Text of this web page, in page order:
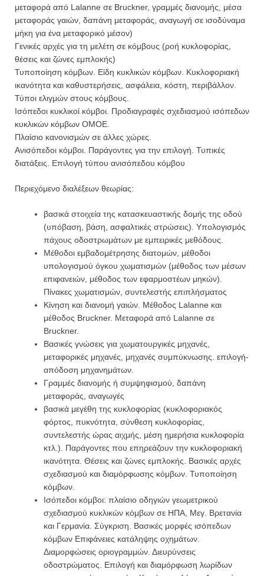
μεταφορά από Lalanne σε Bruckner, γραμμές διανομής, μέσα
μεταφοράς γαιών, δαπάνη μεταφοράς, αναγωγή σε ισοδύναμα
μήκη για ένα μεταφορικό μέσον)
Γενικές αρχές για τη μελέτη σε κόμβους (ροή κυκλοφορίας,
θέσεις και ζώνες εμπλοκής)
Τυποποίηση κόμβων. Είδη κυκλικών κόμβων. Κυκλοφοριακή
ικανότητα και καθυστερήσεις, ασφάλεια, κόστη, περιβάλλον.
Τύποι ελιγμών στους κόμβους.
Ισόπεδοι κυκλικοί κόμβοι. Προδιαγραφές σχεδιασμού ισόπεδων
κυκλικών κόμβων ΟΜΟΕ.
Πλαίσιο κανονισμών σε άλλες χώρες.
Ανισόπεδοι κόμβοι. Παράγοντες για την επιλογή. Τυπικές
διατάξεις. Επιλογή τύπου ανισόπεδου κόμβου
Περιεχόμενο διαλέξεων θεωρίας:
βασικά στοιχεία της κατασκευαστικής δομής της οδού
(υπόβαση, βάση, ασφαλτικές στρώσεις). Υπολογισμός
πάχους οδοστρωμάτων με εμπειρικές μεθόδους.
Μέθοδοι εμβαδομέτρησης διατομών, μέθοδοι
υπολογισμού όγκου χωματισμών (μέθοδος των μέσων
επιφανειών, μέθοδος των εφαρμοστέων μηκών).
Πίνακες χωματισμών, συντελεστής επιπλήσματος
Κίνηση και διανομή γαιών. Μέθοδος Lalanne και
μέθοδος Bruckner. Μεταφορά από Lalanne σε
Bruckner.
Βασικές γνώσεις για χωματουργικές μηχανές,
μεταφορικές μηχανές, μηχανές συμπύκνωσης. επιλογή-
απόδοση μηχανημάτων.
Γραμμές διανομής ή συμψηφισμού, δαπάνη
μεταφοράς, αναγωγές
βασικά μεγέθη της κυκλοφορίας (κυκλοφοριακός
φόρτος, πυκνότητα, σύνθεση κυκλοφορίας,
συντελεστής ώρας αιχμής, μέση ημερήσια κυκλοφορία
κτλ.). Παράγοντες που επηρεάζουν την κυκλοφοριακή
ικανότητα. Θέσεις και ζώνες εμπλοκής. Βασικές αρχές
σχεδιασμού και διαμόρφωσης κόμβων. Τυποποίηση
κόμβων.
Ισόπεδοι κόμβοι: πλαίσιο οδηγιών γεωμετρικού
σχεδιασμού κυκλικών κόμβων σε ΗΠΑ, Μεγ. Βρετανία
και Γερμανία. Σύγκριση. Βασικές μορφές ισόπεδων
κόμβων Επιφάνειες κατάληψης οχημάτων.
Διαμορφώσεις οριογραμμών. Διευρύνσεις
οδοστρώματος. Επιλογή και διαμόρφωση λωρίδων